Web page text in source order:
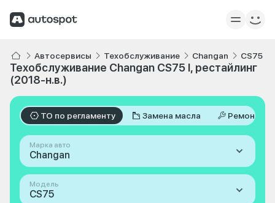
Автосервисы Техобслуживание Changan CS75
Техобслуживание Changan CS75 I, рестайлинг
(2018-н.в.)
ТО по регламенту Замена масла Ремонт
Марка авто
Changan
Модель
CS75